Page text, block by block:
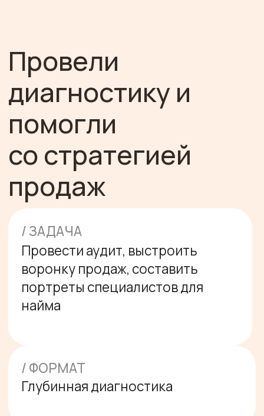
продаж
/ ЗАДАЧА
Провести аудит, выстроить
воронку продаж, составить
портреты специалистов для
найма
Глубинная диагностика
/ РЕЗУЛЬТАТЫ
Клиент получил
независимый анализ
сильных и слабых сторон,
который помог
скорректировать стратегию
необходимых специалистов
и стратегию по работе с
текущими